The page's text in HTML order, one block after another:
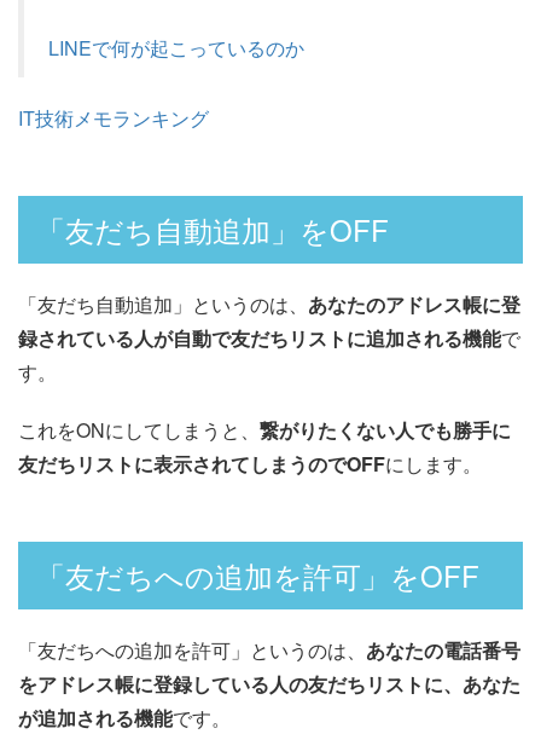
LINEで何が起こっているのか
IT技術メモランキング
「友だち自動追加」をOFF
「友だち自動追加」というのは、 あなたのアドレス帳に登
録されている人が自動で友だちリストに追加される機能で
す。
これをONにしてしまうと、 繋がりたくない人でも勝手に
友だちリストに表示されてしまうのでOFFにします。
「友だちへの追加を許可」をOFF
「友だちへの追加を許可」というのは、 あなたの電話番号
をアドレス帳に登録している人の友だちリストに、あなた
が追加される機能です。